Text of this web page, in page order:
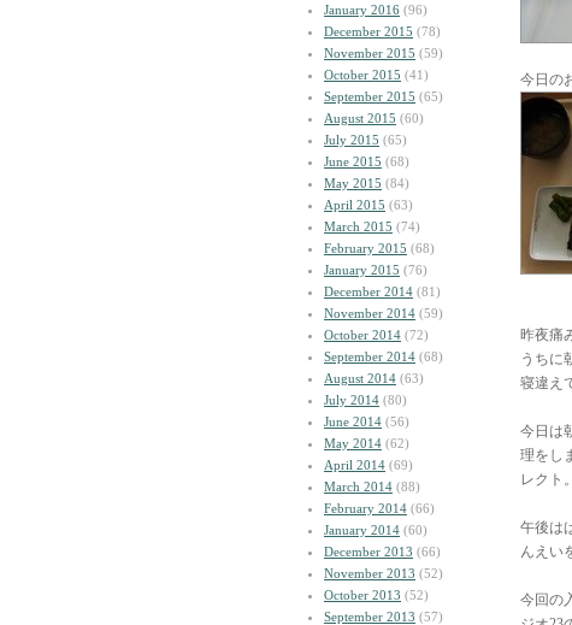
January 2016 (96)
December 2015 (78)
November 2015 (59)
October 2015 (41)
September 2015 (65)
August 2015 (60)
July 2015 (65)
June 2015 (68)
May 2015 (84)
April 2015 (63)
March 2015 (74)
February 2015 (68)
January 2015 (76)
December 2014 (81)
November 2014 (59)
October 2014 (72)
September 2014 (68)
August 2014 (63)
July 2014 (80)
June 2014 (56)
May 2014 (62)
April 2014 (69)
March 2014 (88)
February 2014 (66)
January 2014 (60)
December 2013 (66)
November 2013 (52)
October 2013 (52)
September 2013 (57)
今日の
昨夜痛
うちに
寝違え
今日は
理をし
レクト
午後は
んえい
今回の